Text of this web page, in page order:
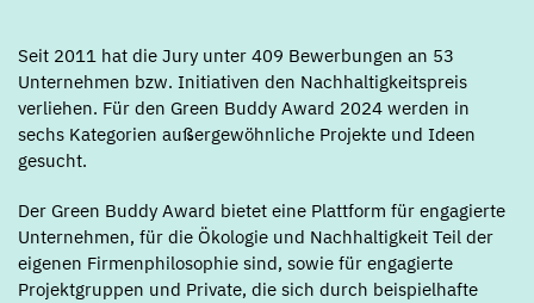
Seit 2011 hat die Jury unter 409 Bewerbungen an 53
Unternehmen bzw. Initiativen den Nachhaltigkeitspreis
verliehen. Für den Green Buddy Award 2024 werden in
sechs Kategorien außergewöhnliche Projekte und Ideen
gesucht.
Der Green Buddy Award bietet eine Plattform für engagierte
Unternehmen, für die Ökologie und Nachhaltigkeit Teil der
eigenen Firmenphilosophie sind, sowie für engagierte
Projektgruppen und Private, die sich durch beispielhafte